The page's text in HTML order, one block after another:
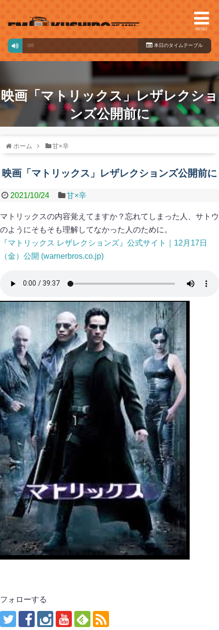
MENU
ミュージックバードからの配信番組です
本日のタイ ムテーブル
映画「マトリックス」レザレクショ
ンズ公開前に
ホーム 甘×辛
映画「マトリックス」レザレクションズ公開前に
2021/10/24 甘×辛
マトリックスの内容覚えてますか？忘れてしまった人、サトウ
のようにそもそも理解してなかった人のために。
『マトリックス レザレクションズ』公式サイト｜12月17日
（金）公開 (warnerbros.co.jp)
フォローする